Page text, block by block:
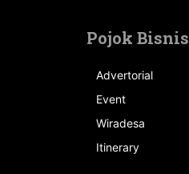
Pojok Bisnis
Advertorial
Event
Wiradesa
Itinerary